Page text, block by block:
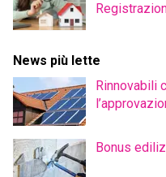
News più lette
Rinnovabili
Bonus